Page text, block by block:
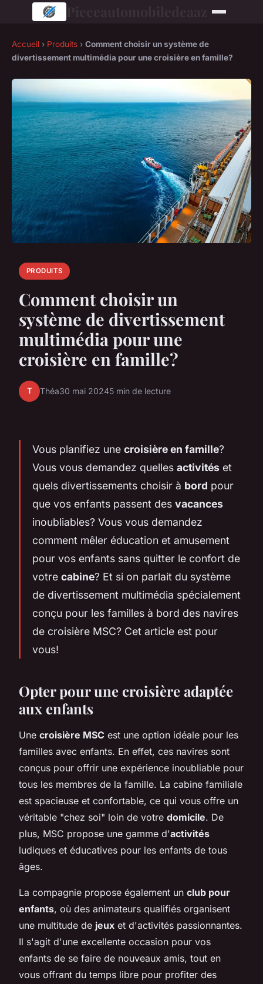
Accueil › Produits › Comment choisir un système de
divertissement multimédia pour une croisière en famille?
PRODUITS
Comment choisir un
système de divertissement
multimédia pour une
croisière en famille?
T Théa30 mai 20245 min de lecture
Vous planifiez une croisière en famille?
Vous vous demandez quelles activités et
quels divertissements choisir à bord pour
que vos enfants passent des vacances
inoubliables? Vous vous demandez
comment mêler éducation et amusement
pour vos enfants sans quitter le confort de
votre cabine? Et si on parlait du système
de divertissement multimédia spécialement
conçu pour les familles à bord des navires
de croisière MSC? Cet article est pour
vous!
Opter pour une croisière adaptée
aux enfants
Une croisière MSC est une option idéale pour les
familles avec enfants. En effet, ces navires sont
conçus pour offrir une expérience inoubliable pour
tous les membres de la famille. La cabine familiale
est spacieuse et confortable, ce qui vous offre un
véritable "chez soi" loin de votre domicile. De
plus, MSC propose une gamme d'activités
ludiques et éducatives pour les enfants de tous
âges.
La compagnie propose également un club pour
enfants, où des animateurs qualifiés organisent
une multitude de jeux et d'activités passionnantes.
Il s'agit d'une excellente occasion pour vos
enfants de se faire de nouveaux amis, tout en
vous offrant du temps libre pour profiter des